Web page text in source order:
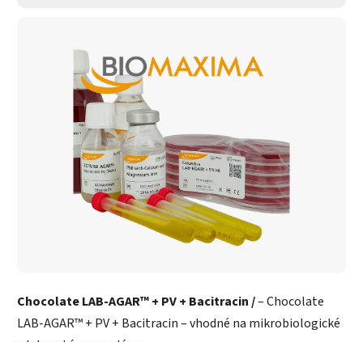
Chocolate LAB-AGAR™ + PV + Bacitracin /– Chocolate
LAB-AGAR™ + PV + Bacitracin – vhodné na mikrobiologické